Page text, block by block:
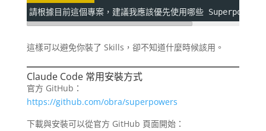
請根據目前這個專案，建議我應該優先使用哪些
這樣可以避免你裝了 Skills，卻不知道什麼時候該用。
Claude Code 常用安裝方式
官方 GitHub：
https://github.com/obra/superpowers
下載與安裝可以從官方 GitHub 頁面開始：